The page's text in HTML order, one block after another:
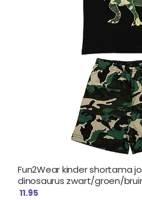
Fun2Wear kinder shortama
dinosaurus zwart/groen/
11.95